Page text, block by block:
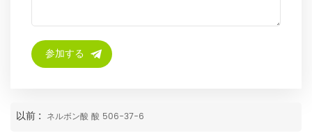
以前 : ネルボン酸 酸 506-37-6